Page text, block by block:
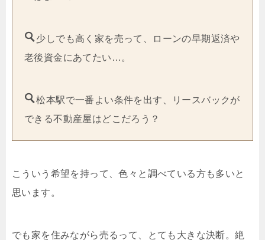
少しでも高く家を売って、ローンの早期返済や
老後資金にあてたい…。
松本駅で一番よい条件を出す、リースバックが
できる不動産屋はどこだろう？
こういう希望を持って、色々と調べている方も多いと
思います。
でも家を住みながら売るって、とても大きな決断。絶